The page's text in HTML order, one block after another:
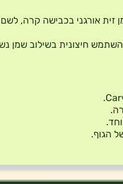
אורגני בכבישה קרה, לשם
חיצונית בשילוב שמן
הגוף.